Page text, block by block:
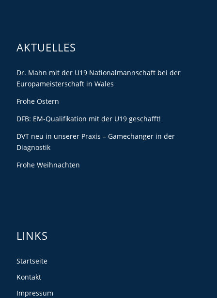
AKTUELLES
Dr. Mahn mit der U19 Nationalmannschaft bei der
Europameisterschaft in Wales
Frohe Ostern
DFB: EM-Qualifikation mit der U19 geschafft!
DVT neu in unserer Praxis – Gamechanger in der
Diagnostik
Frohe Weihnachten
LINKS
Startseite
Kontakt
Impressum